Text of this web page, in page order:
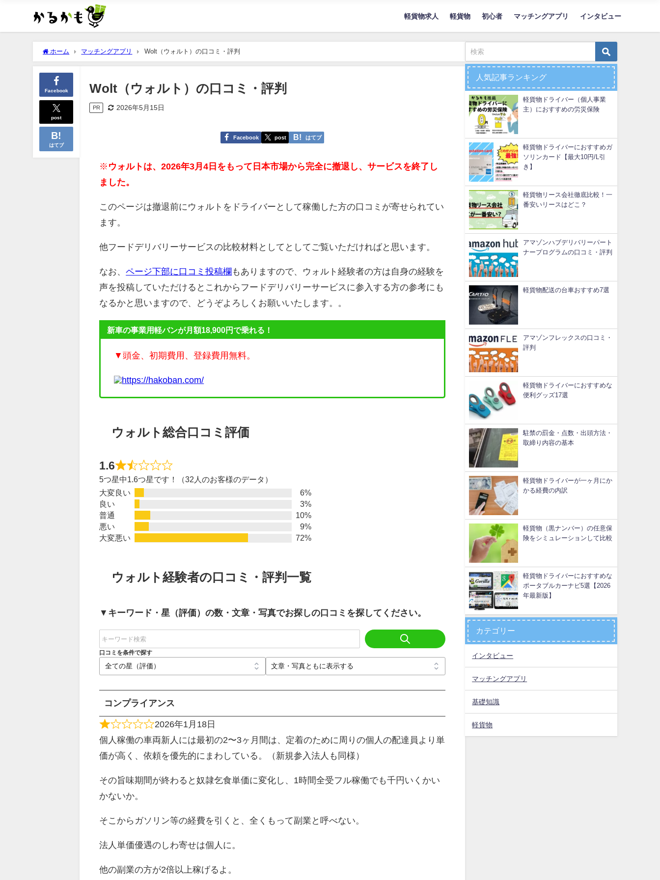
軽貨物求人 軽貨物 初心者 マッチングアプリ インタビュー
ホーム マッチングアプリ Wolt（ウォルト）の口コミ・評判
Facebook
post
はてブ
Wolt（ウォルト）の口コミ・評判
PR 2026年5月15日
Facebook post はてブ
※ ウォルトは、2026年3月4日をもって日本市場から完全に撤退し、サービスを終了し
ました。
このページは撤退前にウォルトをドライバーとして稼働した方の口コミが寄せられてい
ます。
他フードデリバリーサービスの比較材料としてとしてご覧いただければと思います。
なお、ページ下部に口コミ投稿欄 もありますので、ウォルト経験者の方は自身の経験を
声を投稿していただけるとこれからフードデリバリーサービスに参入する方の参考にも
なるかと思いますので、どうぞよろしくお願いいたします。。
新車の事業用軽バンが月額18,900円で乗れる！
▼頭金、初期費用、登録費用無料。
https://hakoban.com/
ウォルト総合口コミ評価
1.6
5つ星中1.6つ星です！（32人のお客様のデータ）
大変良い
6%
良い
3%
普通
10%
悪い
9%
大変悪い
72%
ウォルト経験者の口コミ・評判一覧
▼ キーワード・星（評価）の数・文章・写真でお探しの口コミを探してください。
口コミを条件で探す
コンプライアンス
2026年1月18日
個人稼働の車両新人には最初の2〜3ヶ月間は、定着のために周りの個人の配達員より単
価が高く、依頼を優先的にまわしている。（新規参入法人も同様）
その旨味期間が終わると奴隷乞食単価に変化し、1時間全受フル稼働でも千円いくかい
かないか。
そこからガソリン等の経費を引くと、全くもって副業と呼べない。
法人単価優遇のしわ寄せは個人に。
他の副業の方が2倍以上稼げるよ。
人気記事ランキング
軽貨物ドライバー（個人事業
主）におすすめの労災保険
軽貨物ドライバーにおすすめガ
ソリンカード【最大10円/L引
き】
軽貨物リース会社徹底比較！一
番安いリースはどこ？
アマゾンハブデリバリーパート
ナープログラムの口コミ・評判
軽貨物配送の台車おすすめ7選
アマゾンフレックスの口コミ・
評判
軽貨物ドライバーにおすすめな
便利グッズ17選
駐禁の罰金・点数・出頭方法・
取締り内容の基本
軽貨物ドライバーが一ヶ月にか
かる経費の内訳
軽貨物（黒ナンバー）の任意保
険をシミュレーションして比較
軽貨物ドライバーにおすすめな
ポータブルカーナビ5選【2026
年最新版】
カテゴリー
インタビュー
マッチングアプリ
基礎知識
軽貨物